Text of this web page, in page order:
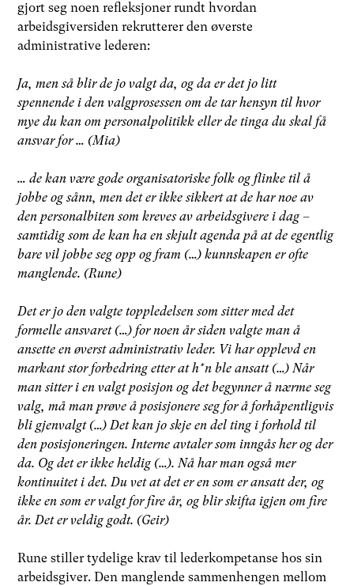
gjort seg noen refleksjoner rundt hvordan
arbeidsgiversiden rekrutterer den øverste
administrative lederen:
Ja, men så blir de jo valgt da, og da er det jo litt
spennende i den valgprosessen om de tar hensyn til hvor
mye du kan om personalpolitikk eller de tinga du skal få
ansvar for … (Mia)
… de kan være gode organisatoriske folk og flinke til å
jobbe og sånn, men det er ikke sikkert at de har noe av
den personalbiten som kreves av arbeidsgivere i dag –
samtidig som de kan ha en skjult agenda på at de egentlig
bare vil jobbe seg opp og fram (…) kunnskapen er ofte
manglende. (Rune)
Det er jo den valgte toppledelsen som sitter med det
formelle ansvaret (…) for noen år siden valgte man å
ansette en øverst administrativ leder. Vi har opplevd en
markant stor forbedring etter at h*n ble ansatt (…) Når
man sitter i en valgt posisjon og det begynner å nærme seg
valg, må man prøve å posisjonere seg for å forhåpentligvis
bli gjenvalgt (…) Det kan jo skje en del ting i forhold til
den posisjoneringen. Interne avtaler som inngås her og der
da. Og det er ikke heldig (…). Nå har man også mer
kontinuitet i det. Du vet at det er en som er ansatt der, og
ikke en som er valgt for fire år, og blir skifta igjen om fire
år. Det er veldig godt. (Geir)
Rune stiller tydelige krav til lederkompetanse hos sin
arbeidsgiver. Den manglende sammenhengen mellom